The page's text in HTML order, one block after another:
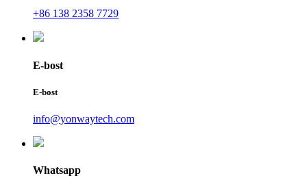
+86 138 2358 7729
E-bost
E-bost
info@yonwaytech.com
Whatsapp